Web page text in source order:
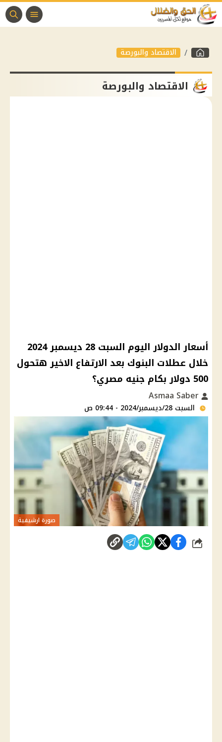
الاقتصاد والبورصة
الاقتصاد والبورصة
أسعار الدوﻻر اليوم السبت 28 ديسمبر 2024
خلال عطلات البنوك بعد اﻻرتفاع اﻻخير هتحول
500 دوﻻر بكام جنيه مصري؟
السبت 28/ديسمبر/2024 - 09:44 ص
صورة ارشيفية
شارك